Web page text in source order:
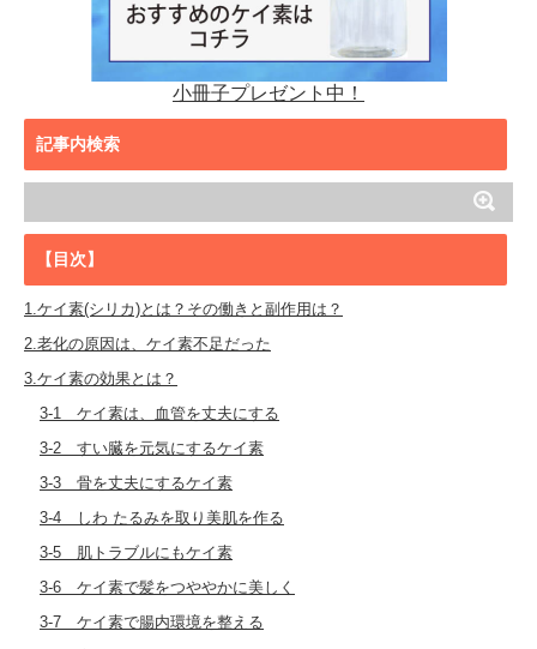
小冊子プレゼント中！
記事内検索
【目次】
1.ケイ素(シリカ)とは？その働きと副作用は？
2.老化の原因は、ケイ素不足だった
3.ケイ素の効果とは？
3-1 ケイ素は、血管を丈夫にする
3-2 すい臓を元気にするケイ素
3-3 骨を丈夫にするケイ素
3-4 しわ たるみを取り美肌を作る
3-5 肌トラブルにもケイ素
3-6 ケイ素で髪をつややかに美しく
3-7 ケイ素で腸内環境を整える